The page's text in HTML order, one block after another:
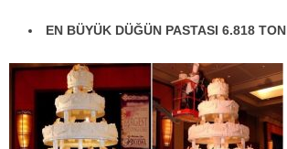
EN BÜYÜK DÜĞÜN PASTASI 6.818 TON